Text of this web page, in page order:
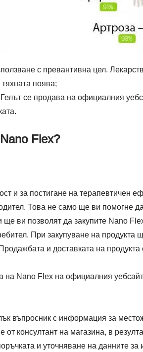
с превантивна цел.
поява;
се продава на официалния
Flex?
и за постигане на терапевтичен
Това не само ще ви помогне
ще ви позволят да закупите Nano
При закупуване на
и доставката на
на Nano Flex на официалния
въпросник с информация за
консултант на магазина, в
и уточняване на данните за